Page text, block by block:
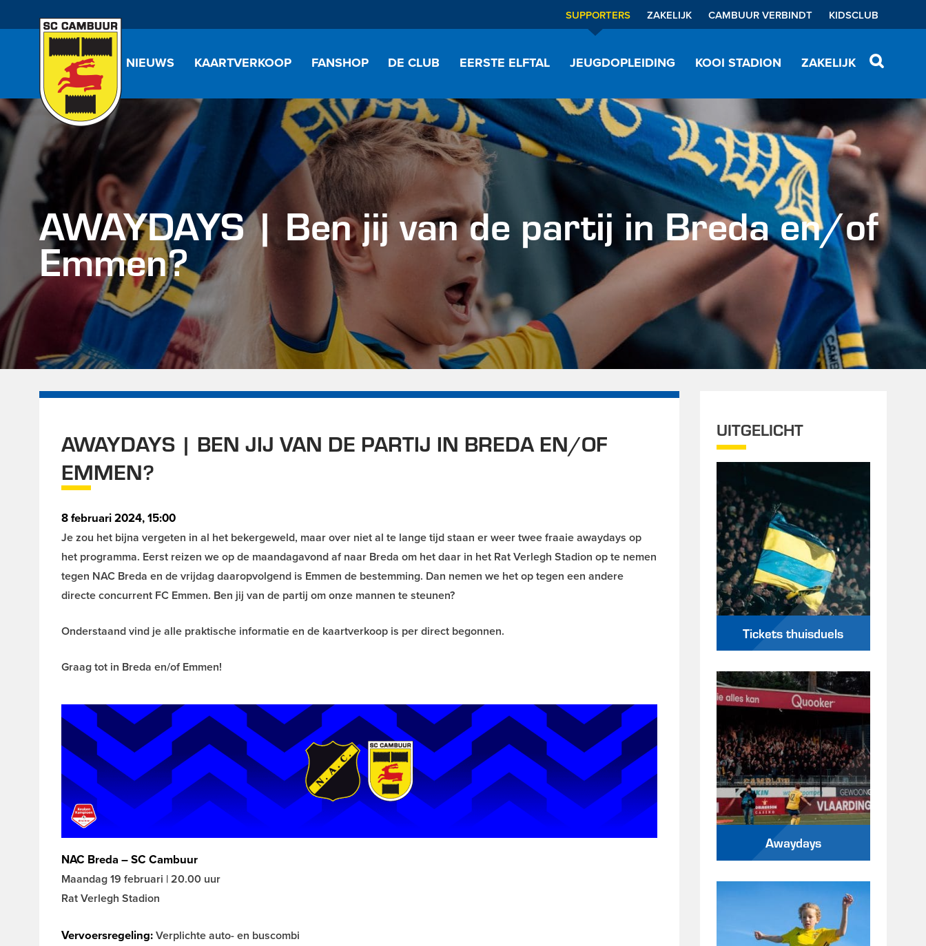
SUPPORTERS ZAKELIJK CAMBUUR VERBINDT KIDSCLUB
NIEUWS KAARTVERKOOP FANSHOP DE CLUB EERSTE ELFTAL JEUGDOPLEIDING KOOI STADION ZAKELIJK
AWAYDAYS | Ben jij van de partij in Breda en/of
Emmen?
AWAYDAYS | BEN JIJ VAN DE PARTIJ IN BREDA EN/OF
EMMEN?
8 februari 2024, 15:00
Je zou het bijna vergeten in al het bekergeweld, maar over niet al te lange tijd staan er weer twee fraaie awaydays op
het programma. Eerst reizen we op de maandagavond af naar Breda om het daar in het Rat Verlegh Stadion op te nemen
tegen NAC Breda en de vrijdag daaropvolgend is Emmen de bestemming. Dan nemen we het op tegen een andere
directe concurrent FC Emmen. Ben jij van de partij om onze mannen te steunen?
Onderstaand vind je alle praktische informatie en de kaartverkoop is per direct begonnen.
Graag tot in Breda en/of Emmen!
NAC Breda – SC Cambuur
Maandag 19 februari | 20.00 uur
Rat Verlegh Stadion
Vervoersregeling:Verplichte auto- en buscombi
UITGELICHT
Tickets thuisduels
Awaydays